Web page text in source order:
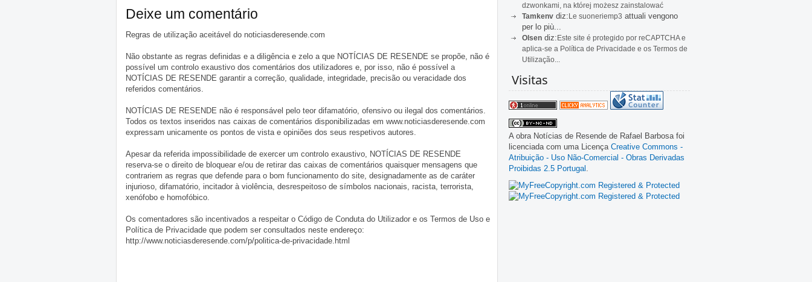
Deixe um comentário
Regras de utilização aceitável do noticiasderesende.com
Não obstante as regras definidas e a diligência e zelo a que NOTÍCIAS DE RESENDE se propõe, não é
possível um controlo exaustivo dos comentários dos utilizadores e, por isso, não é possível a
NOTÍCIAS DE RESENDE garantir a correção, qualidade, integridade, precisão ou veracidade dos
referidos comentários.
NOTÍCIAS DE RESENDE não é responsável pelo teor difamatório, ofensivo ou ilegal dos comentários.
Todos os textos inseridos nas caixas de comentários disponibilizadas em www.noticiasderesende.com
expressam unicamente os pontos de vista e opiniões dos seus respetivos autores.
Apesar da referida impossibilidade de exercer um controlo exaustivo, NOTÍCIAS DE RESENDE
reserva-se o direito de bloquear e/ou de retirar das caixas de comentários quaisquer mensagens que
contrariem as regras que defende para o bom funcionamento do site, designadamente as de caráter
injurioso, difamatório, incitador à violência, desrespeitoso de símbolos nacionais, racista, terrorista,
xenófobo e homofóbico.
Os comentadores são incentivados a respeitar o Código de Conduta do Utilizador e os Termos de Uso e
Política de Privacidade que podem ser consultados neste endereço:
http://www.noticiasderesende.com/p/politica-de-privacidade.html
dzwonkami, na której możesz zainstalować
Tamkenv diz:Le suoneriemp3 attuali vengono
per lo più...
Olsen diz:Este site é protegido por reCAPTCHA e
aplica-se a Política de Privacidade e os Termos de
Utilização...
Visitas
A obra Notícias de Resende de Rafael Barbosa foi
licenciada com uma Licença Creative Commons -
Atribuição - Uso Não-Comercial - Obras Derivadas
Proibidas 2.5 Portugal